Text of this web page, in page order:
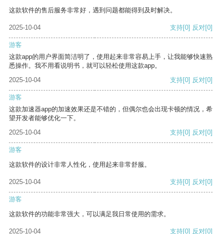
这款软件的售后服务非常好，遇到问题都能得到及时解决。
2025-10-04 支持[0] 反对[0]
游客
这款app的用户界面简洁明了，使用起来非常容易上手，让我能够快速熟
悉操作。我不用看说明书，就可以轻松使用这款app。
2025-10-04
支持[0] 反对[0]
游客
这款加速器app的加速效果还是不错的，但偶尔也会出现卡顿的情况，希
望开发者能够优化一下。
2025-10-04
支持[0] 反对[0]
游客
这款软件的设计非常人性化，使用起来非常舒服。
2025-10-04 支持[0] 反对[0]
游客
这款软件的功能非常强大，可以满足我日常使用的需求。
2025-10-04 支持[0] 反对[0]